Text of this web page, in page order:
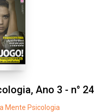
Ano 3 - n° 24
Mente Psicologia